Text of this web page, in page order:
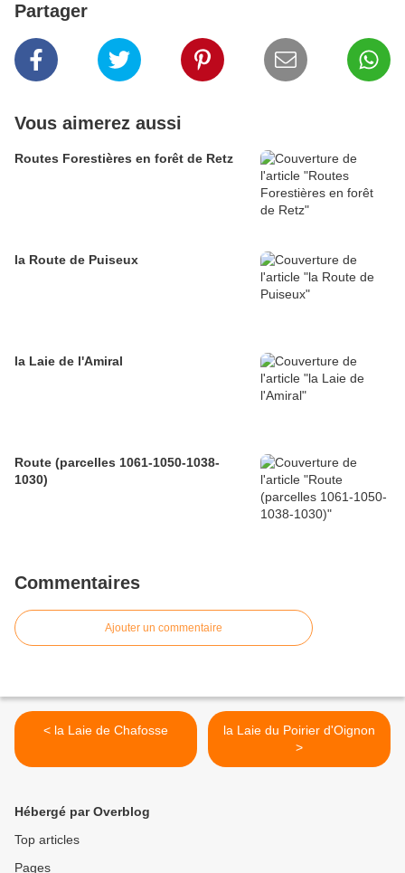
Partager
Vous aimerez aussi
Routes Forestières en forêt de Retz
la Route de Puiseux
la Laie de l'Amiral
Route (parcelles 1061-1050-1038-
1030)
Commentaires
Ajouter un commentaire
< la Laie de Chafosse
la Laie du Poirier d'Oignon
>
Hébergé par Overblog
Top articles
Pages